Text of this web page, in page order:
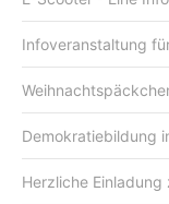
Infoveranstaltung
Demokratiebildung
Herzliche